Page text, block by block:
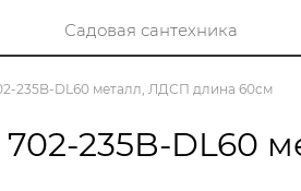
Садовая сантехника
235B-DL60 металл, ЛДСП длина 60см
235B-DL60